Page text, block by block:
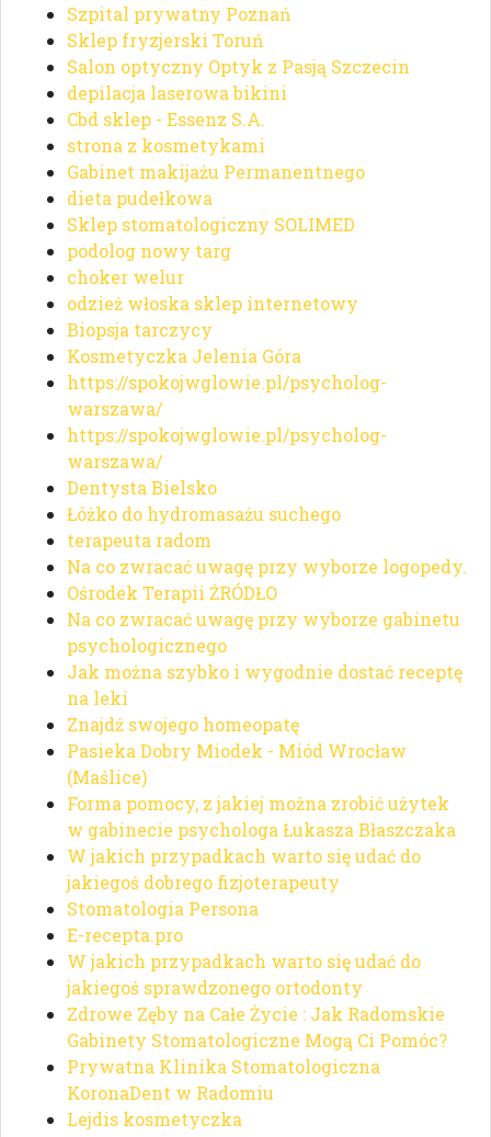
Szpital prywatny Poznań
Sklep fryzjerski Toruń
Salon optyczny Optyk z Pasją Szczecin
depilacja laserowa bikini
Cbd sklep - Essenz S.A.
strona z kosmetykami
Gabinet makijażu Permanentnego
dieta pudełkowa
Sklep stomatologiczny SOLIMED
podolog nowy targ
choker welur
odzież włoska sklep internetowy
Biopsja tarczycy
Kosmetyczka Jelenia Góra
https://spokojwglowie.pl/psycholog-
warszawa/
https://spokojwglowie.pl/psycholog-
warszawa/
Dentysta Bielsko
Łóżko do hydromasażu suchego
terapeuta radom
Na co zwracać uwagę przy wyborze logopedy.
Ośrodek Terapii ŹRÓDŁO
Na co zwracać uwagę przy wyborze gabinetu
psychologicznego
Jak można szybko i wygodnie dostać receptę
na leki
Znajdź swojego homeopatę
Pasieka Dobry Miodek - Miód Wrocław
(Maślice)
Forma pomocy, z jakiej można zrobić użytek
w gabinecie psychologa Łukasza Błaszczaka
W jakich przypadkach warto się udać do
jakiegoś dobrego fizjoterapeuty
Stomatologia Persona
E-recepta.pro
W jakich przypadkach warto się udać do
jakiegoś sprawdzonego ortodonty
Zdrowe Zęby na Całe Życie : Jak Radomskie
Gabinety Stomatologiczne Mogą Ci Pomóc?
Prywatna Klinika Stomatologiczna
KoronaDent w Radomiu
Lejdis kosmetyczka